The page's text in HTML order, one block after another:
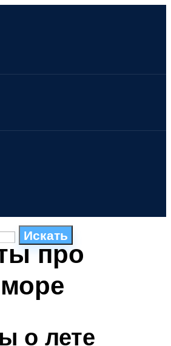
Искать
про
о лете